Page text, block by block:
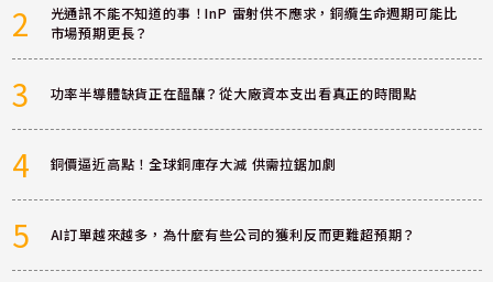
2
光通訊不能不知道的事！InP 雷射供不應求，銅纜生命週期可能比
市場預期更長？
3 功率半導體缺貨正在醞釀？從大廠資本支出看真正的時間點
4 銅價逼近高點！全球銅庫存大減 供需拉鋸加劇
5 AI訂單越來越多，為什麼有些公司的獲利反而更難超預期？